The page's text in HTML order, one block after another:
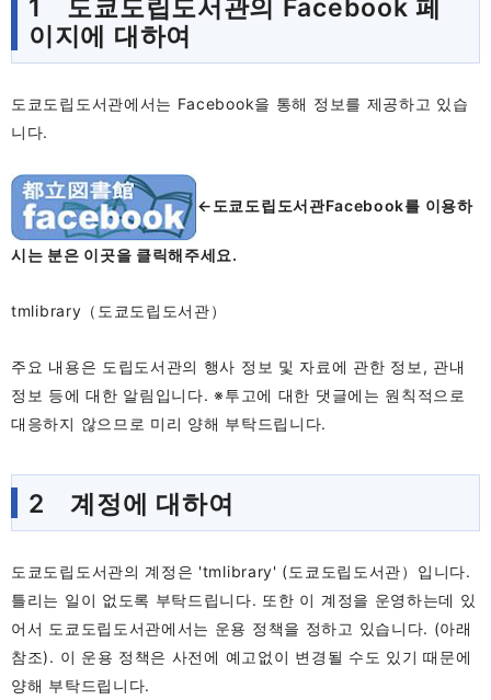
1 도쿄도립도서관의 Facebook 페
이지에 대하여
도쿄도립도서관에서는 Facebook을 통해 정보를 제공하고 있습
니다.
←도쿄도립도서관Facebook를 이용하
시는 분은 이곳을 클릭해주세요.
tmlibrary（도쿄도립도서관）
주요 내용은 도립도서관의 행사 정보 및 자료에 관한 정보, 관내
정보 등에 대한 알림입니다. ※투고에 대한 댓글에는 원칙적으로
대응하지 않으므로 미리 양해 부탁드립니다.
2 계정에 대하여
도쿄도립도서관의 계정은 'tmlibrary' (도쿄도립도서관）입니다.
틀리는 일이 없도록 부탁드립니다. 또한 이 계정을 운영하는데 있
어서 도쿄도립도서관에서는 운용 정책을 정하고 있습니다. (아래
참조). 이 운용 정책은 사전에 예고없이 변경될 수도 있기 때문에
양해 부탁드립니다.